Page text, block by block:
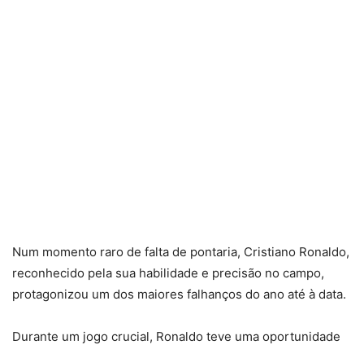
Num momento raro de falta de pontaria, Cristiano Ronaldo,
reconhecido pela sua habilidade e precisão no campo,
protagonizou um dos maiores falhanços do ano até à data.
Durante um jogo crucial, Ronaldo teve uma oportunidade